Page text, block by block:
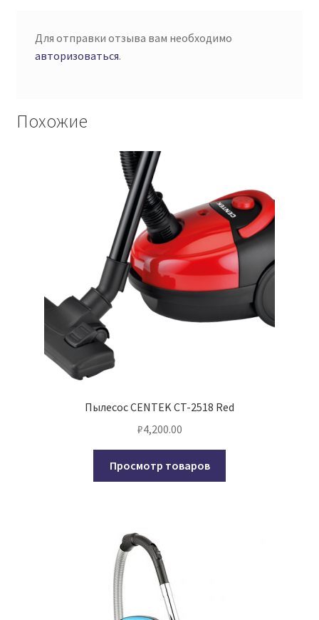
Для отправки отзыва вам необходимо
авторизоваться.
Похожие
Пылесос CENTEK CT-2518 Red
₽4,200.00
Просмотр товаров